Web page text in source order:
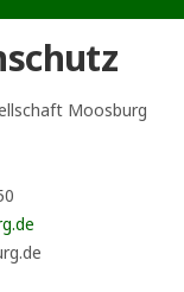
Moosburg